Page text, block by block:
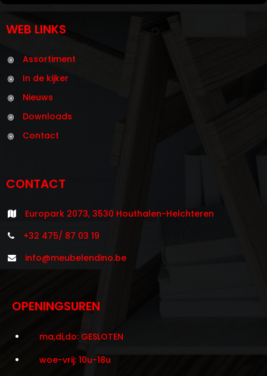
WEB LINKS
Assortiment
In de kijker
Nieuws
Downloads
Contact
CONTACT
Europark 2073, 3530 Houthalen-Helchteren
+32 475/ 87 03 19
info@meubelendino.be
OPENINGSUREN
ma,di,do: GESLOTEN
woe-vrij: 10u-18u